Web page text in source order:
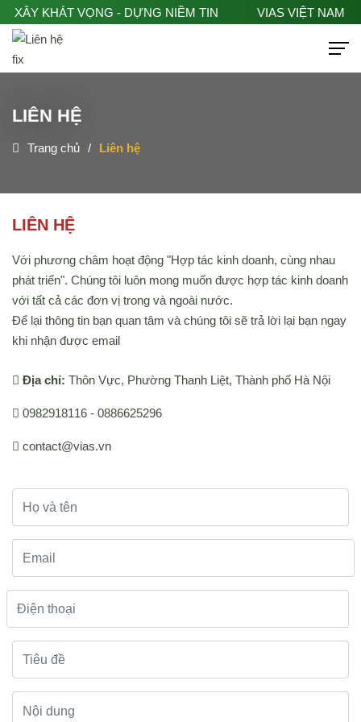
- XÂY KHÁT VỌNG - DỰNG NIỀM TIN VIAS VIỆT NAM -
Hotline 0982918116
DỊCH VỤ
TIN TỨC
DỰ ÁN
LIÊN HỆ
Trang chủ Liên hệ
LIÊN HỆ
Với phương châm hoạt động "Hợp tác kinh doanh, cùng nhau
phát triển". Chúng tôi luôn mong muốn được hợp tác kinh doanh
với tất cả các đơn vị trong và ngoài nước.
Để lại thông tin bạn quan tâm và chúng tôi sẽ trả lời lại bạn ngay
khi nhận được email
Địa chỉ: Thôn Vực, Phường Thanh Liệt, Thành phố Hà Nội
0982918116 - 0886625296
contact@vias.vn